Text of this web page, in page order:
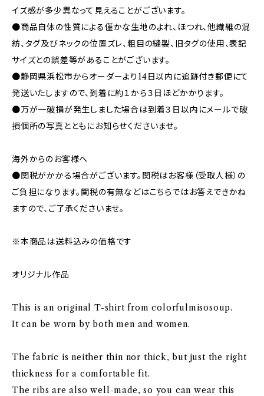
イズ感が多少異なって見えることがございます。
●商品自体の性質による僅かな生地のよれ、ほつれ、他繊維の混
紡、タグ及びネックの位置ズレ、粗目の縫製、旧タグの使用、表記
サイズとの誤差等があることがございます。
●静岡県浜松市からオーダーより14日以内に追跡付き郵便にて
発送いたしますので、到着に約１から３日ほどかかります。
●万が一破損が発生しました場合は到着３日以内にメールで破
損個所の写真とともにお知らせくださいませ。
海外からのお客様へ
●関税がかかる場合がございます。関税はお客様（受取人様）の
ご負担になります。関税の有無などはこちらではお答えできかね
ますので、ご了承くださいませ。
※本商品は送料込みの価格です
オリジナル作品
This is an original T-shirt from colorfulmisosoup.
It can be worn by both men and women.
The fabric is neither thin nor thick, but just the right
thickness for a comfortable fit.
The ribs are also well-made, so you can wear this